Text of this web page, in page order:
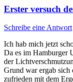
Erster versuch
Schreibe eine Antwort
Ich hab mich jetzt
Da es im Hamburger
der
Grund war ergab
zufrieden mit dem